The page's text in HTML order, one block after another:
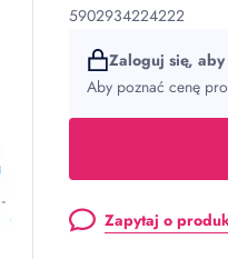
5902934224222
Zaloguj się,
Aby poznać cenę
Zapytaj o